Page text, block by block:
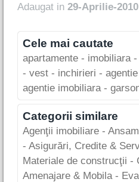
Adaugat in 29-Aprilie-2010
Cele mai cautate
apartamente - imobiliara-
- vest - inchirieri - agentie
agentie imobiliara-
Categorii similare
Agenţii imobiliare -
- Asigurări, Credite &
Materiale de construcţii -
Amenajare & Mobila-